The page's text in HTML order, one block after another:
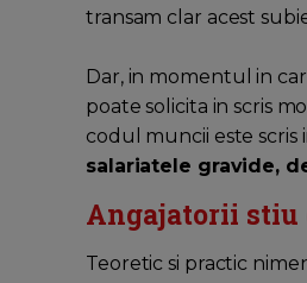
transam clar acest
Dar, in momentul in
poate solicita in scris
codul muncii este scris
salariatele gravide,
Angajatorii stiu
Teoretic si practic